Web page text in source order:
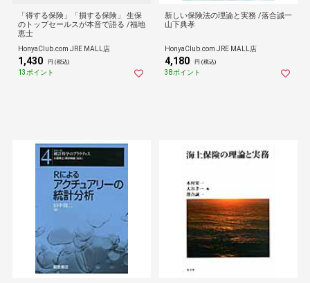
「得する保険」「損する保険」 生保
のトップセールスが本音で語る /福地
恵士
HonyaClub.com JRE MALL店
1,430 円 (税込)
13ポイント
新しい保険法の理論と実務 /落合誠一
山下典孝
HonyaClub.com JRE MALL店
4,180 円 (税込)
38ポイント